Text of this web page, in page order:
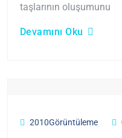
taşlarının oluşumunu
Devamını Oku
2010Görüntüleme